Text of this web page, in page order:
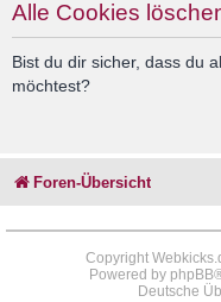
Alle Cookies
Bist du dir sicher, dass du
möchtest?
Foren-Übersicht
Copyright
Powered by phpBB
Deutsche